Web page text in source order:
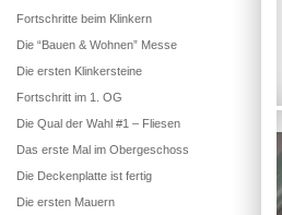
Fortschritte beim Klinkern
Die “Bauen & Wohnen” Messe
Die ersten Klinkersteine
Fortschritt im 1. OG
Die Qual der Wahl #1 – Fliesen
Das erste Mal im Obergeschoss
Die Deckenplatte ist fertig
Die ersten Mauern